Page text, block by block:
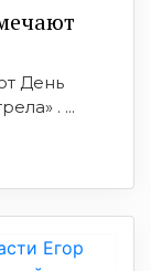
День
. ...